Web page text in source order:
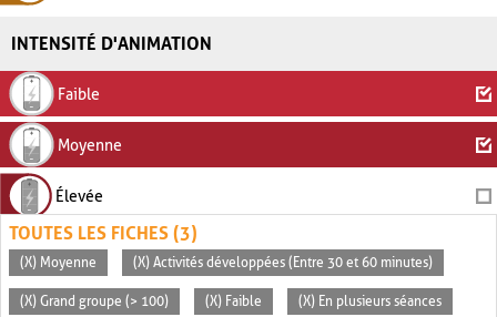
INTENSITÉ D'ANIMATION
Faible
Moyenne
Élevée
TOUTES LES FICHES (3)
(X) Moyenne (X) Activités développées (Entre 30 et 60 minutes)
(X) Grand groupe (> 100) (X) Faible (X) En plusieurs séances